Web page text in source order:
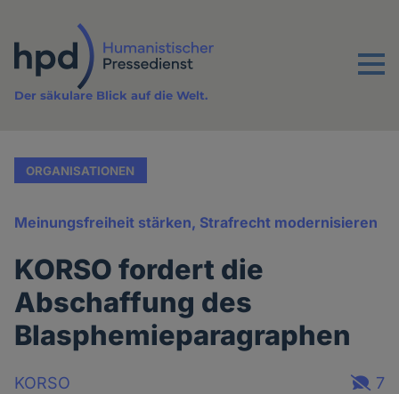
Inhalt
Menu
Der säkulare Blick auf die Welt.
ORGANISATIONEN
Meinungsfreiheit stärken, Strafrecht modernisieren
KORSO fordert die
Abschaffung des
Blasphemieparagraphen
KORSO
7